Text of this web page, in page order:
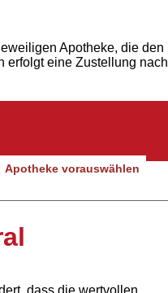
Apotheke, die den
erfolgt eine Zustellung nach
Apotheke vorauswählen
dass die wertvollen